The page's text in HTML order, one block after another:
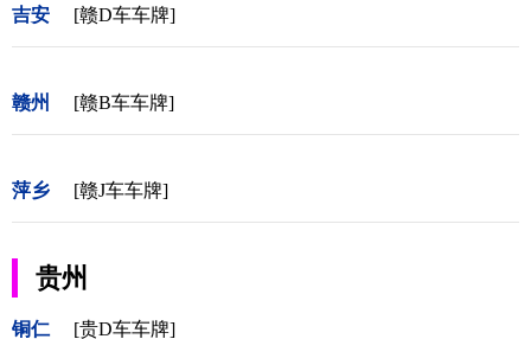
吉安 [赣D车车牌]
赣州 [赣B车车牌]
萍乡 [赣J车车牌]
贵州
铜仁 [贵D车车牌]